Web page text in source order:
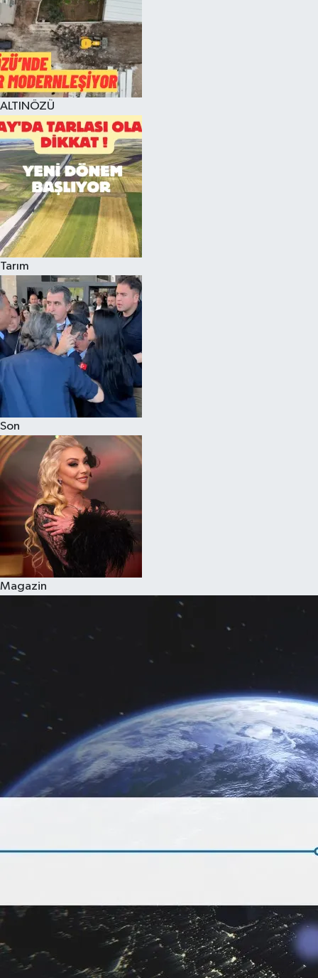
ALTINÖZÜ
Tarım
Son
Magazin